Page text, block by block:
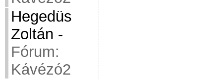
Hegedüs
Zoltán -
Fórum:
Kávézó2